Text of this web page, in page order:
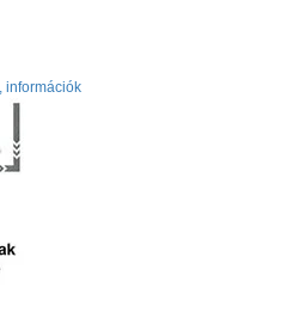
információk